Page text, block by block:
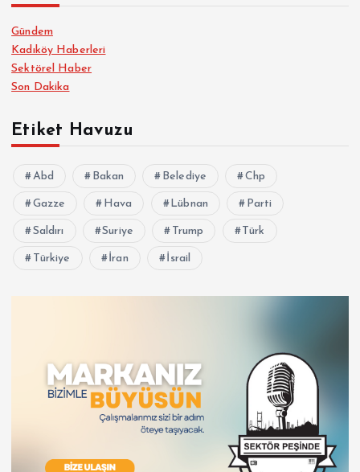
Gündem
Kadıköy Haberleri
Sektörel Haber
Son Dakika
Etiket Havuzu
Abd Bakan Belediye Chp
Gazze Hava Lübnan Parti
Saldırı Suriye Trump Türk
Türkiye İran İsrail